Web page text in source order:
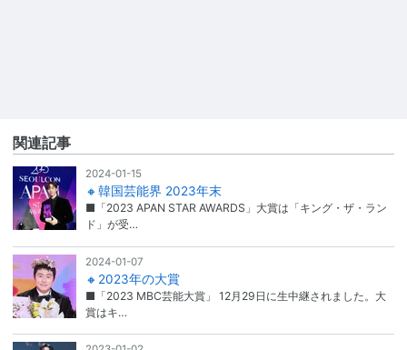
関連記事
2024-01-15
🔸韓国芸能界 2023年末
■「2023 APAN STAR AWARDS」大賞は「キング・ザ・ラン
ド」が受…
2024-01-07
🔸2023年の大賞
■「2023 MBC芸能大賞」 12月29日に生中継されました。大
賞はキ…